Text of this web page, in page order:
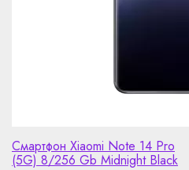
Смартфон Xiaomi Note 14 Pro
(5G) 8/256 Gb Midnight Black